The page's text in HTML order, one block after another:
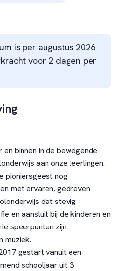
is per augustus 2026
voor 2 dagen per
en binnen in de bewegende
aan onze leerlingen.
pioniersgeest nog
met ervaren, gedreven
dat stevig
en aansluit bij de kinderen en
speerpunten zijn
muziek.
gestart vanuit een
schooljaar uit 3